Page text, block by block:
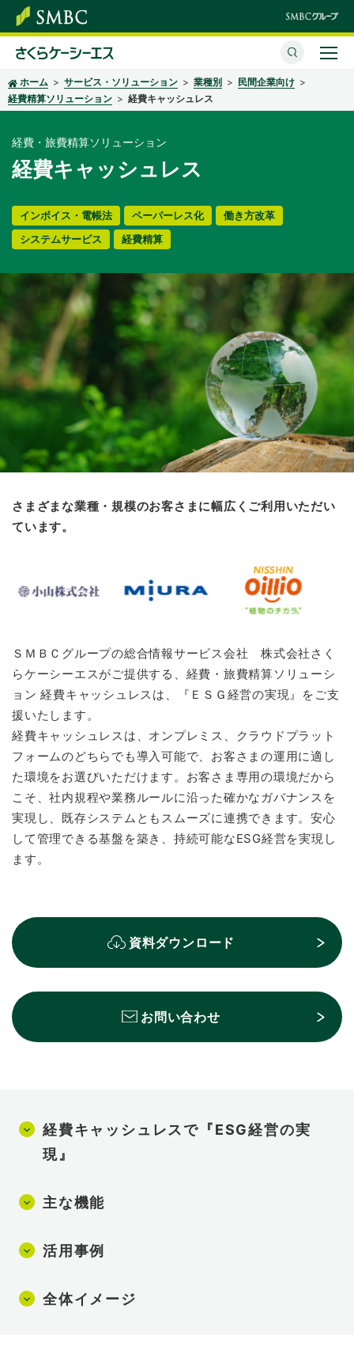
ホーム サービス・ソリューション 業種別
民間企業向け
経費精算ソリューション
経費キャッシュレス
経費・旅費精算ソリューション
経費キャッシュレス
インボイス・電帳法 ペーパーレス化
働き方改革
システムサービス
経費精算
さまざまな業種・規模のお客さまに幅広くご利用いただい
ています。
ＳＭＢＣグループの総合情報サービス会社 株式会社さく
らケーシーエスがご提供する、経費・旅費精算ソリューシ
ョン 経費キャッシュレスは、『ＥＳＧ経営の実現』をご支
援いたします。
経費キャッシュレスは、オンプレミス、クラウドプラット
フォームのどちらでも導入可能で、お客さまの運用に適し
た環境をお選びいただけます。お客さま専用の環境だから
こそ、社内規程や業務ルールに沿った確かなガバナンスを
実現し、既存システムともスムーズに連携できます。安心
して管理できる基盤を築き、持続可能なESG経営を実現し
ます。
資料ダウンロード
お問い合わせ
経費キャッシュレスで『ESG経営の実
現』
主な機能
活用事例
全体イメージ
さくらケーシーエスとは
イベント・セミナー
株主・投資家情報
サステナビリティ
企業情報
採用情報
お問い合わせ